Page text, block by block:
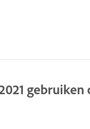
gebruiken